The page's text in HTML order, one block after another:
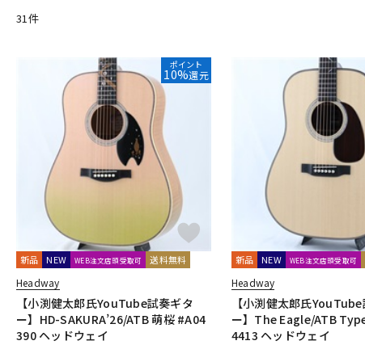
キーボード 電子ピアノ
DJ機器 DTM
ヴィンテージ
31件
ポイント
10%還元
新品 NEW WEB注文店頭受取可 送料無料
Headway
【小渕健太郎氏YouTube試奏ギタ
ー】HD-SAKURA’26/ATB 萌桜 #A04
390 ヘッドウェイ
新品 NEW WEB注文店頭受取可
Headway
【小渕健太郎氏
ー】The Eagle/ATB
4413 ヘッドウェイ